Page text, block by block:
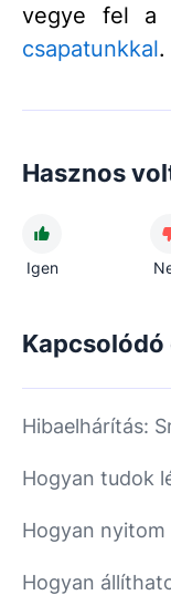
vegye fel a
csapatunkkal.
Hasznos
Igen
Hibaelhárítás:
Hogyan tudok
Hogyan
Hogyan